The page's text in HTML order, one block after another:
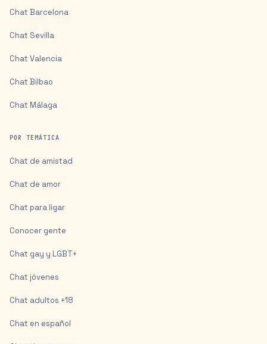
Chat Barcelona
Chat Sevilla
Chat Valencia
Chat Bilbao
Chat Málaga
POR TEMÁTICA
Chat de amistad
Chat de amor
Chat para ligar
Conocer gente
Chat gay y LGBT+
Chat jóvenes
Chat adultos +18
Chat en español